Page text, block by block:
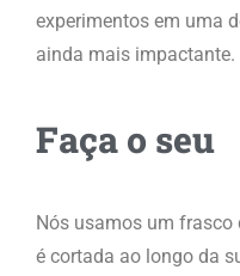
experimentos em uma
ainda mais impactante.
Faça o seu
Nós usamos um
é cortada ao longo da